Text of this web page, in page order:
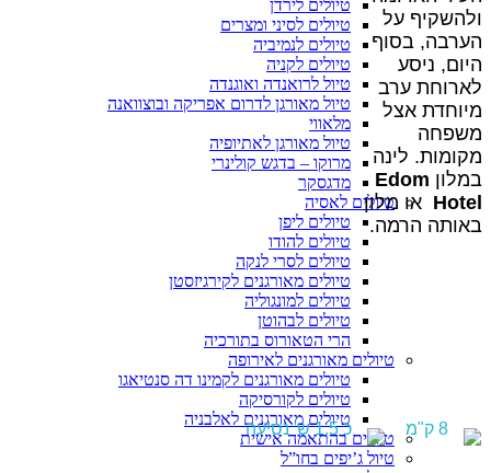
טיולים לירדן
טיולים לסיני ומצרים
טיולים לנמיביה
טיולים לקניה
טיול לרואנדה ואוגנדה
טיול מאורגן לדרום אפריקה ובוצוואנה
מלאווי
טיול מאורגן לאתיופיה
מרוקו – בדגש קולינרי
מדגסקר
טיולים לאסיה
טיולים ליפן
טיולים להודו
טיולים לסרי לנקה
טיולים מאורגנים לקירגיזסטן
טיולים למונגוליה
טיולים לבהוטן
הרי הטאורוס בתורכיה
טיולים מאורגנים לאירופה
טיולים מאורגנים לקמינו דה סנטיאגו
טיולים לקורסיקה
טיולים מאורגנים לאלבניה
טיולים בהתאמה אישית
טיול ג’יפים בחו”ל
ולהשקיף על
הערבה, בסוף
היום, ניסע
לארוחת ערב
מיוחדת אצל
משפחה
מקומות. לינה
במלון Edom
Hotel או מלון
באותה הרמה.
8 ק"מ כ 1.5 ש' נסיעה